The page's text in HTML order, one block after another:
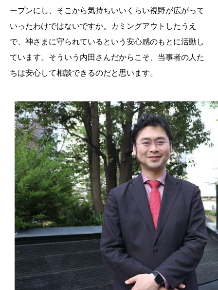
ープンにし、そこから気持ちいいくらい視野が広がって
いったわけではないですか。カミングアウトしたうえ
で、神さまに守られているという安心感のもとに活動し
ています。そういう内田さんだからこそ、当事者の人た
ちは安心して相談できるのだと思います。